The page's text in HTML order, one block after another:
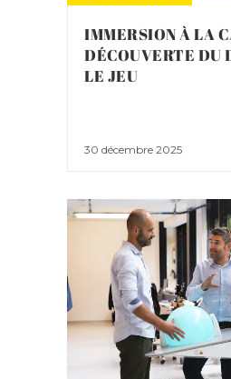
IMMERSION À LA
DÉCOUVERTE DU
LE JEU
30 décembre 2025